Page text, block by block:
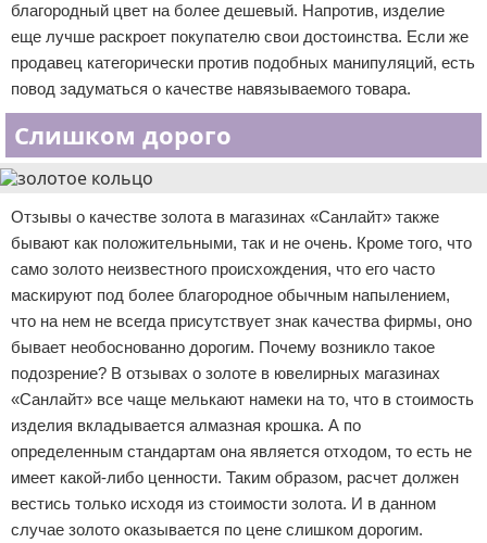
благородный цвет на более дешевый. Напротив, изделие
еще лучше раскроет покупателю свои достоинства. Если же
продавец категорически против подобных манипуляций, есть
повод задуматься о качестве навязываемого товара.
Слишком дорого
Отзывы о качестве золота в магазинах «Санлайт» также
бывают как положительными, так и не очень. Кроме того, что
само золото неизвестного происхождения, что его часто
маскируют под более благородное обычным напылением,
что на нем не всегда присутствует знак качества фирмы, оно
бывает необоснованно дорогим. Почему возникло такое
подозрение? В отзывах о золоте в ювелирных магазинах
«Санлайт» все чаще мелькают намеки на то, что в стоимость
изделия вкладывается алмазная крошка. А по
определенным стандартам она является отходом, то есть не
имеет какой-либо ценности. Таким образом, расчет должен
вестись только исходя из стоимости золота. И в данном
случае золото оказывается по цене слишком дорогим.